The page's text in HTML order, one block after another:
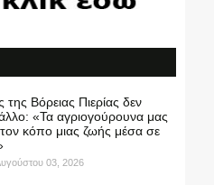
της Βόρειας Πιερίας δεν
«Τα αγριογούρουνα μας
κόπο μιας ζωής μέσα σε
03, 2026